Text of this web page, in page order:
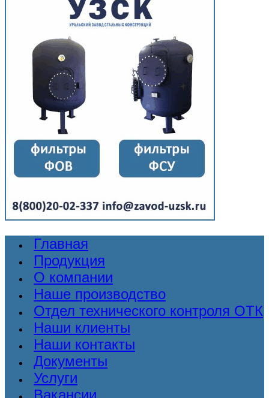
Главная
Продукция
О компании
Наше производство
Отдел технического контроля ОТК
Наши клиенты
Наши контакты
Документы
Услуги